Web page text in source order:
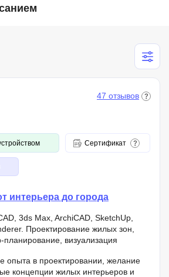
47 отзывов
Сертификат
интерьера до города
3ds Max, ArchiCAD, SketchUp,
Проектирование жилых зон,
планирование, визуализация
опыта в проектировании, желание
концепции жилых интерьеров и